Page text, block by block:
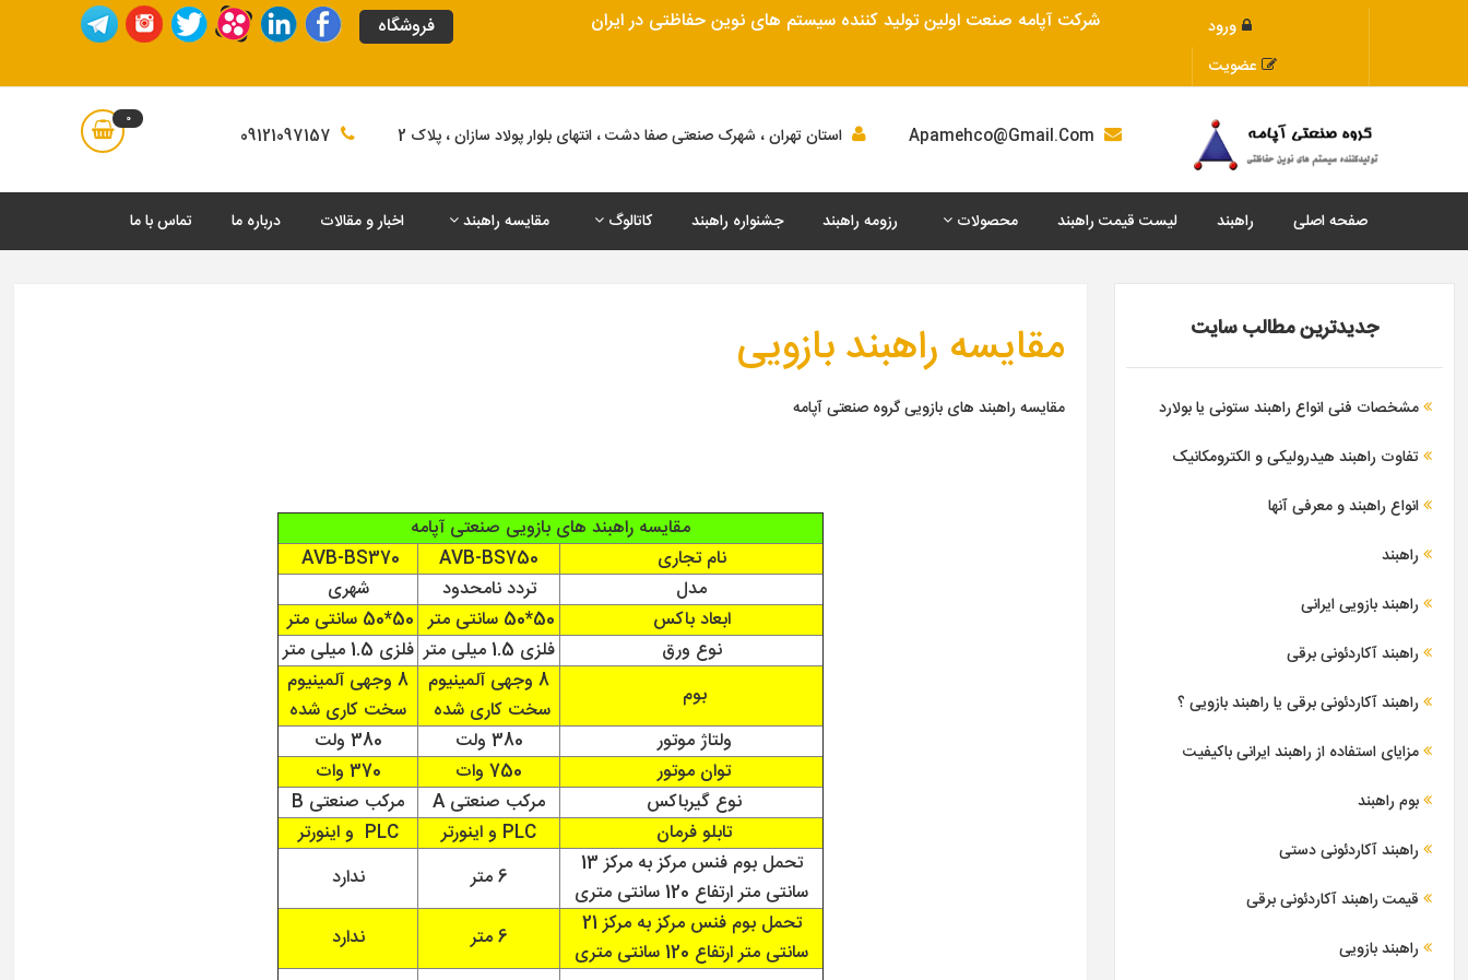
فروشگاه شرکت آپامه صنعت اولین تولید کننده سیستم های نوین حفاظتی در ایران
ورود
عضویت
0
استان تهران ، شهرک صنعتی صفا دشت ، انتهای بلوار پولاد سازان ، پلاک 2
صفحه اصلی راهبند لیست قیمت راهبند محصولات رزومه راهبند جشنواره راهبند کاتالوگ مقایسه راهبند اخبار و مقالات درباره ما تماس با ما
مقایسه راهبند بازویی
مقایسه راهبند های بازویی گروه صنعتی آپامه
مقایسه راهبند های بازویی صنعتی آپامه
نام تجاری
AVB-BS750
AVB-BS370
مدل
تردد نامحدود
شهری
ابعاد باکس
50*50 سانتی متر
50*50 سانتی متر
نوع ورق
فلزی 1.5 میلی متر
فلزی 1.5 میلی متر
بوم
8 وجهی آلمینیوم
سخت کاری شده
8 وجهی آلمینیوم
سخت کاری شده
ولتاژ موتور
380 ولت
380 ولت
توان موتور
750 وات
370 وات
نوع گیرباکس
مرکب صنعتی A
مرکب صنعتی B
تابلو فرمان
PLC و اینورتر
PLC و اینورتر
تحمل بوم فنس مرکز به مرکز 13
سانتی متر ارتفاع 120 سانتی متری
6 متر
ندارد
تحمل بوم فنس مرکز به مرکز 21
سانتی متر ارتفاع 120 سانتی متری
6 متر
ندارد
جدیدترین مطالب سایت
مشخصات فنی انواع راهبند ستونی یا بولارد
تفاوت راهبند هیدرولیکی و الکترومکانیک
انواع راهبند و معرفی آنها
راهبند
راهبند بازویی ایرانی
راهبند آکاردئونی برقی
راهبند آکاردئونی برقی یا راهبند بازویی ؟
مزایای استفاده از راهبند ایرانی باکیفیت
بوم راهبند
راهبند آکاردئونی دستی
قیمت راهبند آکاردئونی برقی
راهبند بازویی